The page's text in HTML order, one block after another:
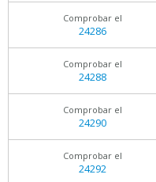
Comprobar el
24286
Comprobar el
24288
Comprobar el
24290
Comprobar el
24292